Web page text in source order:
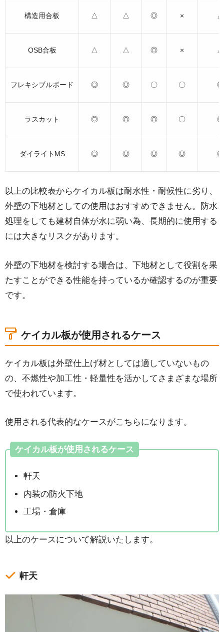
構造用合板 △ △ ◎ × △
OSB合板 △ △ ◎ × △
フレキシブルボード ◎ ◎ 〇 〇 ◎
ラスカット ◎ ◎ ◎ 〇 ◎
ダイライトMS ◎ ◎ ◎ ◎ ◎
以上の比較表からケイカル板は耐水性・耐候性に劣り、
外壁の下地材としての使用はおすすめできません。防水
処理をしても建材自体が水に弱い為、長期的に使用する
には大きなリスクがあります。
外壁の下地材を検討する場合は、下地材として役割を果
たすことができる性能を持っているか確認するのが重要
です。
ケイカル板が使用されるケース
ケイカル板は外壁仕上げ材としては適していないもの
の、不燃性や加工性・軽量性を活かしてさまざまな場所
で使われています。
使用される代表的なケースがこちらになります。
ケイカル板が使用されるケース
軒天
内装の防火下地
工場・倉庫
以上のケースについて解説いたします。
軒天